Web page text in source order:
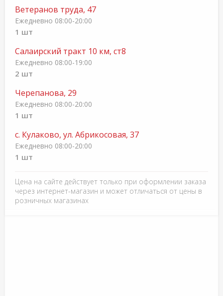
Ветеранов труда, 47
Ежедневно 08:00-20:00
1 шт
Салаирский тракт 10 км, ст8
Ежедневно 08:00-19:00
2 шт
Черепанова, 29
Ежедневно 08:00-20:00
1 шт
с. Кулаково, ул. Абрикосовая, 37
Ежедневно 08:00-20:00
1 шт
Цена на сайте действует только при оформлении заказа
через интернет-магазин и может отличаться от цены в
розничных магазинах